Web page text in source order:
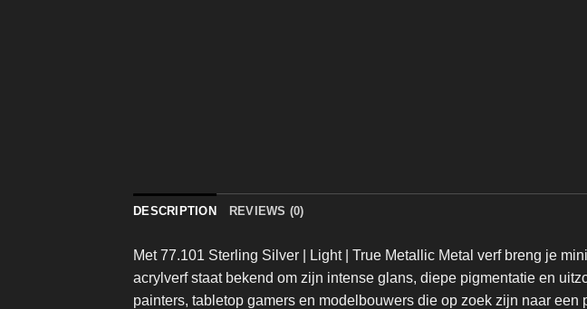
DESCRIPTION REVIEWS (0)
Met 77.101 Sterling Silver | Light | True Metallic Metal verf breng je
acrylverf staat bekend om zijn intense glans, diepe pigmentatie en
painters, tabletop gamers en modelbouwers die op zoek zijn naar een